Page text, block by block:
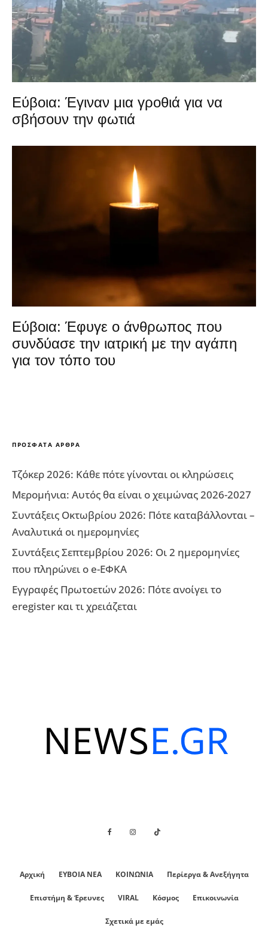
Εύβοια: Έγιναν μια γροθιά για να
σβήσουν την φωτιά
Εύβοια: Έφυγε ο άνθρωπος που
συνδύασε την ιατρική με την αγάπη
για τον τόπο του
ΠΡΌΣΦΑΤΑ ΆΡΘΡΑ
Τζόκερ 2026: Κάθε πότε γίνονται οι κληρώσεις
Μερομήνια: Αυτός θα είναι ο χειμώνας 2026-2027
Συντάξεις Οκτωβρίου 2026: Πότε καταβάλλονται –
Αναλυτικά οι ημερομηνίες
Συντάξεις Σεπτεμβρίου 2026: Οι 2 ημερομηνίες
που πληρώνει ο e-ΕΦΚΑ
Εγγραφές Πρωτοετών 2026: Πότε ανοίγει το
eregister και τι χρειάζεται
Αρχική ΕΥΒΟΙΑ ΝΕΑ ΚΟΙΝΩΝΙΑ Περίεργα & Ανεξήγητα
Επιστήμη & Έρευνες VIRAL Κόσμος Επικοινωνία
Σχετικά με εμάς